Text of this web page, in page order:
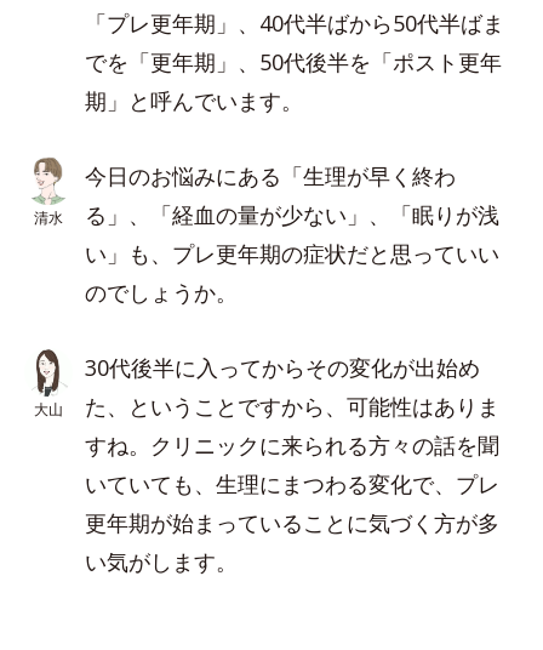
「プレ更年期」、40代半ばから50代半ばま
でを「更年期」、50代後半を「ポスト更年
期」と呼んでいます。
清水
今日のお悩みにある「生理が早く終わ
る」、「経血の量が少ない」、「眠りが浅
い」も、プレ更年期の症状だと思っていい
のでしょうか。
大山
30代後半に入ってからその変化が出始め
た、ということですから、可能性はありま
すね。クリニックに来られる方々の話を聞
いていても、生理にまつわる変化で、プレ
更年期が始まっていることに気づく方が多
い気がします。